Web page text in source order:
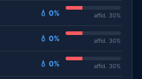
💧 0% affid. 30%
💧 0% affid. 30%
💧 0% affid. 30%